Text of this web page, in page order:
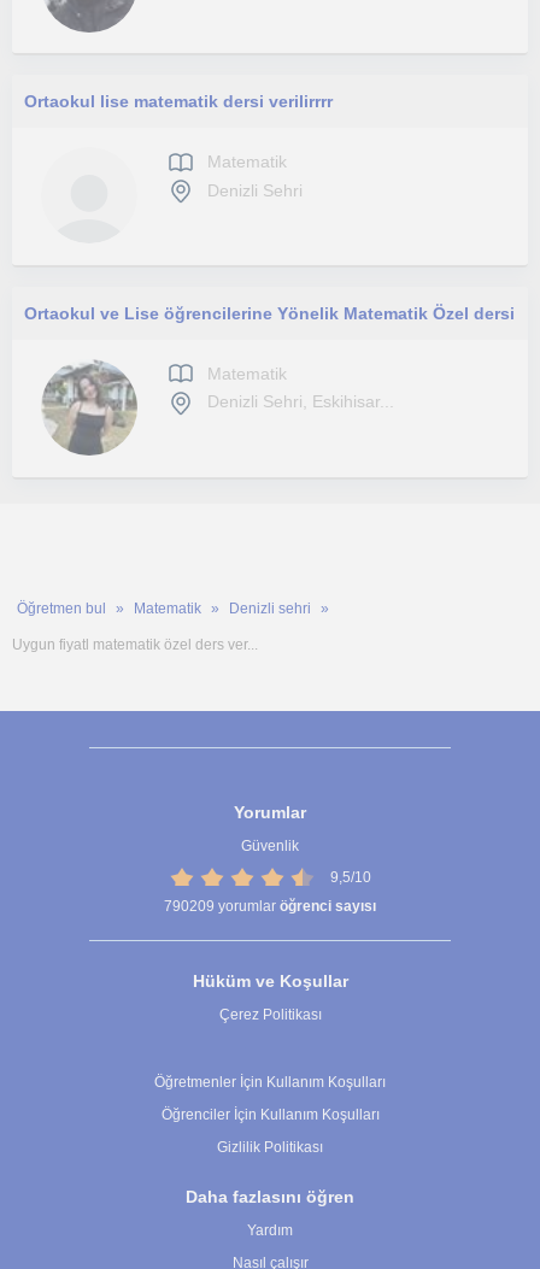
Ortaokul lise matematik dersi verilirrrr
Matematik
Denizli Sehri
Ortaokul ve Lise öğrencilerine Yönelik Matematik Özel dersi
Matematik
Denizli Sehri, Eskihisar...
Öğretmen bul Matematik Denizli sehri
Uygun fiyatl matematik özel ders ver...
Yorumlar
Güvenlik
9,5/10
790209 yorumlar öğrenci sayısı
Hüküm ve Koşullar
Çerez Politikası
Öğretmenler İçin Kullanım Koşulları
Öğrenciler İçin Kullanım Koşulları
Gizlilik Politikası
Daha fazlasını öğren
Yardım
Nasıl çalışır